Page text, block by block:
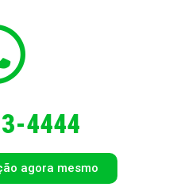
4444
agora mesmo